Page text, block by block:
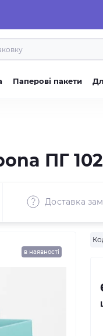
Паперові пакети
ПГ
Доставка
в наявності